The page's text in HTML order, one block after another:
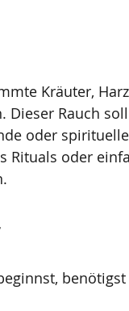
Kräuter,
Dieser Rauch
oder
Rituals oder